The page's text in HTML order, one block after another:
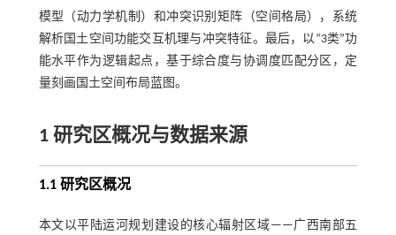
模型（动力学机制）和冲突识别矩阵（空间格局），系统
解析国土空间功能交互机理与冲突特征。最后，以“3类”功
能水平作为逻辑起点，基于综合度与协调度匹配分区，定
量刻画国土空间布局蓝图。
1 研究区概况与数据来源
1.1 研究区概况
本文以平陆运河规划建设的核心辐射区域——广西南部五